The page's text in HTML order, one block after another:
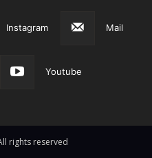
Instagram Mail
Youtube
rights reserved